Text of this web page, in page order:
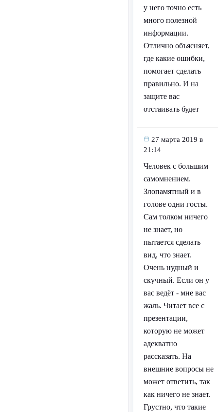
у него точно есть
много полезной
информации.
Отлично объясняет,
где какие ошибки,
помогает сделать
правильно. И на
защите вас
отстаивать будет
27 марта 2019 в
21:14
Человек с большим
самомнением.
Злопамятный и в
голове одни госты.
Сам толком ничего
не знает, но
пытается сделать
вид, что знает.
Очень нудный и
скучный. Если он у
вас ведёт - мне вас
жаль. Читает все с
презентации,
которую не может
адекватно
рассказать. На
внешние вопросы не
может ответить, так
как ничего не знает.
Грустно, что такие